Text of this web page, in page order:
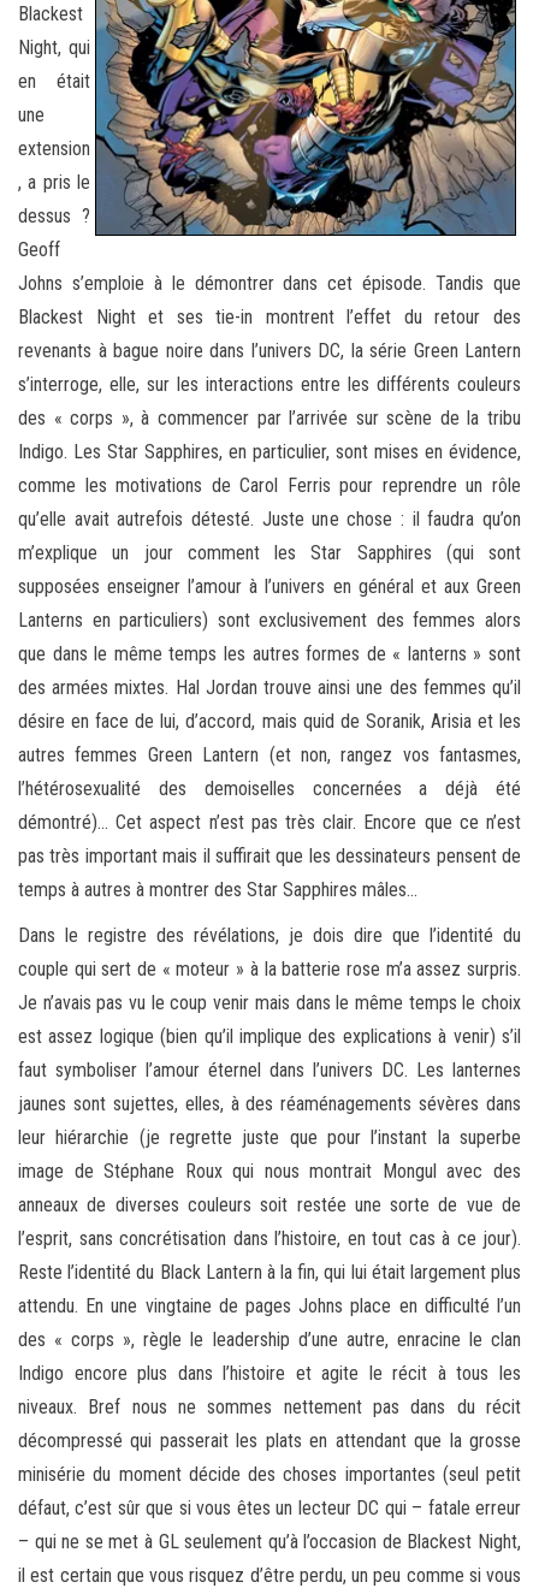
Blackest
Night, qui
en était
une
extension
, a pris le
dessus ?
Geoff
Johns s’emploie à le démontrer dans cet épisode. Tandis que
Blackest Night et ses tie-in montrent l’effet du retour des
revenants à bague noire dans l’univers DC, la série Green Lantern
s’interroge, elle, sur les interactions entre les différents couleurs
des « corps », à commencer par l’arrivée sur scène de la tribu
Indigo. Les Star Sapphires, en particulier, sont mises en évidence,
comme les motivations de Carol Ferris pour reprendre un rôle
qu’elle avait autrefois détesté. Juste une chose : il faudra qu’on
m’explique un jour comment les Star Sapphires (qui sont
supposées enseigner l’amour à l’univers en général et aux Green
Lanterns en particuliers) sont exclusivement des femmes alors
que dans le même temps les autres formes de « lanterns » sont
des armées mixtes. Hal Jordan trouve ainsi une des femmes qu’il
désire en face de lui, d’accord, mais quid de Soranik, Arisia et les
autres femmes Green Lantern (et non, rangez vos fantasmes,
l’hétérosexualité des demoiselles concernées a déjà été
démontré)… Cet aspect n’est pas très clair. Encore que ce n’est
pas très important mais il suffirait que les dessinateurs pensent de
temps à autres à montrer des Star Sapphires mâles…
Dans le registre des révélations, je dois dire que l’identité du
couple qui sert de « moteur » à la batterie rose m’a assez surpris.
Je n’avais pas vu le coup venir mais dans le même temps le choix
est assez logique (bien qu’il implique des explications à venir) s’il
faut symboliser l’amour éternel dans l’univers DC. Les lanternes
jaunes sont sujettes, elles, à des réaménagements sévères dans
leur hiérarchie (je regrette juste que pour l’instant la superbe
image de Stéphane Roux qui nous montrait Mongul avec des
anneaux de diverses couleurs soit restée une sorte de vue de
l’esprit, sans concrétisation dans l’histoire, en tout cas à ce jour).
Reste l’identité du Black Lantern à la fin, qui lui était largement plus
attendu. En une vingtaine de pages Johns place en difficulté l’un
des « corps », règle le leadership d’une autre, enracine le clan
Indigo encore plus dans l’histoire et agite le récit à tous les
niveaux. Bref nous ne sommes nettement pas dans du récit
décompressé qui passerait les plats en attendant que la grosse
minisérie du moment décide des choses importantes (seul petit
défaut, c’est sûr que si vous êtes un lecteur DC qui – fatale erreur
– qui ne se met à GL seulement qu’à l’occasion de Blackest Night,
il est certain que vous risquez d’être perdu, un peu comme si vous